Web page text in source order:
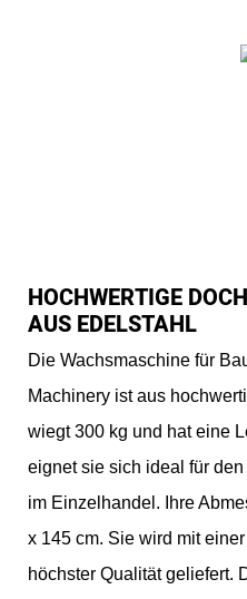
HOCHWERTIGE
AUS EDELSTAHL
Die Wachsmaschine für
Machinery ist aus
wiegt 300 kg und hat eine
eignet sie sich ideal für
im Einzelhandel. Ihre
x 145 cm. Sie wird mit
höchster Qualität geliefert.